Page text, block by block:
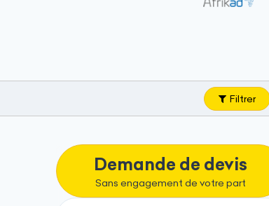
Filtrer
Demande de devis
Sans engagement de votre part